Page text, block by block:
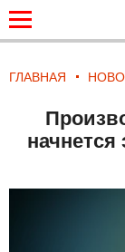
ГЛАВНАЯ